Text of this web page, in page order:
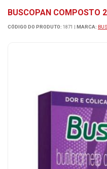
BUSCOPAN COMPOSTO
CÓDIGO DO PRODUTO: 1871 | MARCA: